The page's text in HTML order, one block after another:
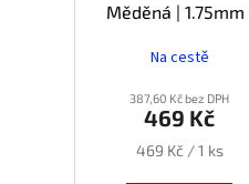
Měděná | 1.75mm
Na cestě
387,60 Kč bez DPH
469 Kč
Měrná
469 Kč / 1 ks